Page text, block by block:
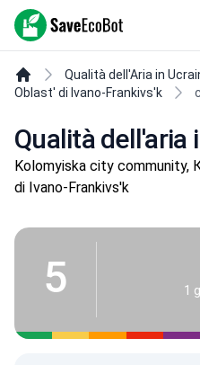
SaveEcoBot
Qualità dell'Aria in
Oblast' di Ivano-Frankivs'k
Qualità dell'aria
Kolomyiska city community,
di Ivano-Frankivs'k
5 1